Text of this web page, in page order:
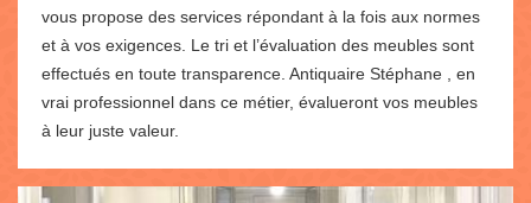
vous propose des services répondant à la fois aux normes
et à vos exigences. Le tri et l’évaluation des meubles sont
effectués en toute transparence. Antiquaire Stéphane , en
vrai professionnel dans ce métier, évalueront vos meubles
à leur juste valeur.